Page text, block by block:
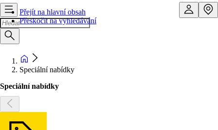
Přejít na hlavní obsah
Přeskočit na vyhledávání
Speciální nabídky
Speciální nabídky